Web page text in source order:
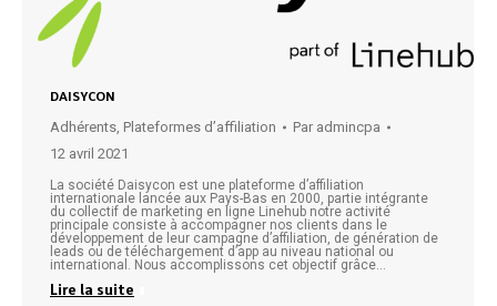
DAISYCON
Adhérents Plateformes d’affiliation Par admincpa
12 avril 2021
La société Daisycon est une plateforme d’affiliation
internationale lancée aux Pays-Bas en 2000, partie intégrante
du collectif de marketing en ligne Linehub notre activité
principale consiste à accompagner nos clients dans le
développement de leur campagne d’affiliation, de génération de
leads ou de téléchargement d’app au niveau national ou
international. Nous accomplissons cet objectif grâce…
Lire la suite